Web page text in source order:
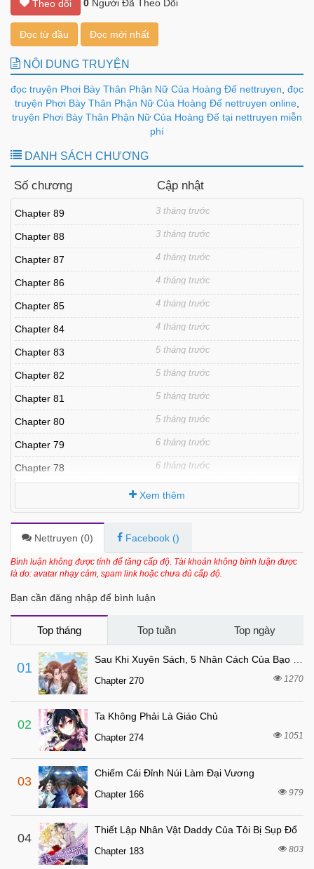
Theo dõi 0 Người Đã Theo Dõi
Đọc từ đầu Đọc mới nhất
NỘI DUNG TRUYỆN
đọc truyện Phơi Bày Thân Phận Nữ Của Hoàng Đế nettruyen đọc
truyện Phơi Bày Thân Phận Nữ Của Hoàng Đế nettruyen online
truyện Phơi Bày Thân Phận Nữ Của Hoàng Đế tại nettruyen miễn
phí
DANH SÁCH CHƯƠNG
Số chương Cập nhật
Chapter 89 3 tháng trước
Chapter 88 3 tháng trước
Chapter 87 4 tháng trước
Chapter 86 4 tháng trước
Chapter 85 4 tháng trước
Chapter 84 4 tháng trước
Chapter 83 5 tháng trước
Chapter 82 5 tháng trước
Chapter 81 5 tháng trước
Chapter 80 5 tháng trước
Chapter 79 6 tháng trước
Chapter 78 6 tháng trước
Chapter 76 6 tháng trước
Chapter 75 6 tháng trước
Chapter 74 6 tháng trước
6 tháng trước
Chapter 71 6 tháng trước
Chapter 70
Chapter 69
Chapter 68
Chapter 67 6 tháng trước
Chapter 66
Chapter 65
Chapter 64
Chapter 63 6 tháng trước
Chapter 62 6 tháng trước
Chapter 61
Xem thêm
Nettruyen (0) Facebook ()
Bình luận không được tính để tăng cấp độ. Tài khoản không bình luận được
là do: avatar nhạy cảm, spam link hoặc chưa đủ cấp độ.
Bạn cần đăng nhập để bình luận
Top tháng Top tuần Top ngày
01
Chapter 270 1270
02
Ta Không Phải Là Giáo Chủ
Chapter 274 1051
03
Chiếm Cái Đỉnh Núi Làm Đại Vương
Chapter 166 979
04
Thiết Lập Nhân Vật Daddy Của Tôi Bị Sụp Đổ
Chapter 183 803